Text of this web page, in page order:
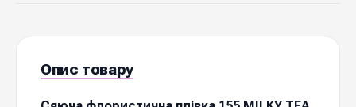
Опис товару